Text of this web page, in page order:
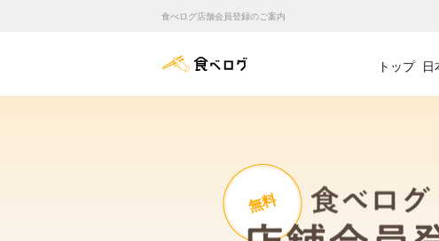
食べログ店舗会員登録のご案内
トップ
無料